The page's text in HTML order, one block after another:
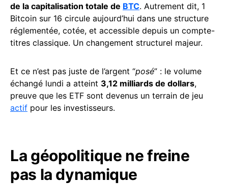
de la capitalisation totale de BTC. Autrement dit, 1
Bitcoin sur 16 circule aujourd’hui dans une structure
réglementée, cotée, et accessible depuis un compte-
titres classique. Un changement structurel majeur.
Et ce n’est pas juste de l’argent “posé” : le volume
échangé lundi a atteint 3,12 milliards de dollars,
preuve que les ETF sont devenus un terrain de jeu
actif pour les investisseurs.
La géopolitique ne freine
pas la dynamique